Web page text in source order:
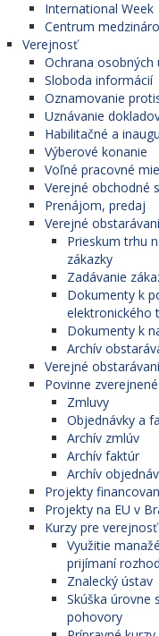
International Week
Centrum
Verejnosť
Ochrana osobných
Sloboda informácií
Oznamovanie
Uznávanie
Habilitačné a
Výberové konanie
Voľné pracovné
Verejné obchodné
Prenájom, predaj
Verejné
Prieskum trhu
zákazky
Zadávanie
Dokumenty k
elektronického
Dokumenty k
Archív
Verejné
Povinne
Zmluvy
Objednávky a
Archív zmlúv
Archív faktúr
Archív
Projekty
Projekty na EU v
Kurzy pre verejnosť
Využitie
prijímaní
Znalecký ústav
Skúška úrovne
pohovory